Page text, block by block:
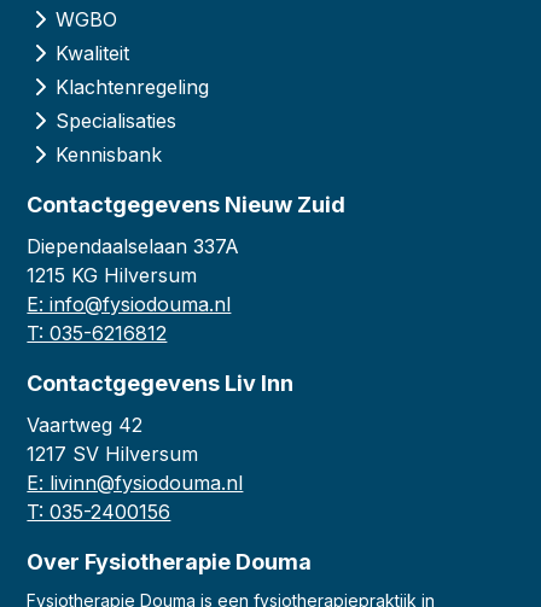
WGBO
Kwaliteit
Klachtenregeling
Specialisaties
Kennisbank
Contactgegevens Nieuw Zuid
Diependaalselaan 337A
1215 KG Hilversum
E: info@fysiodouma.nl
T: 035-6216812
Contactgegevens Liv Inn
Vaartweg 42
1217 SV Hilversum
E: livinn@fysiodouma.nl
T: 035-2400156
Over Fysiotherapie Douma
Fysiotherapie Douma is een fysiotherapiepraktijk in